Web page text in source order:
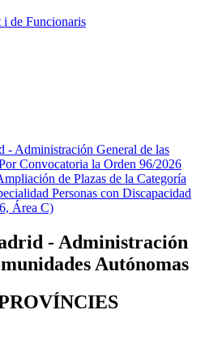
i de Funcionaris
- Administración General de las
Convocatoria la Orden 96/2026
de Plazas de la Categoría
Personas con Discapacidad
Área C)
- Administración
Autónomas